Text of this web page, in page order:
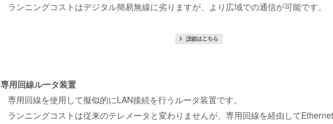
ランニングコストはデジタル簡易無線に劣りますが、より広域での通信が可能です。
専用回線ルータ装置
専用回線を使用して擬似的にLAN接続を行うルータ装置です。
ランニングコストは従来のテレメータと変わりませんが、専用回線を経由して